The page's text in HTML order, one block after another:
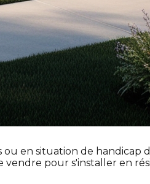
en situation de
pour s'installer en